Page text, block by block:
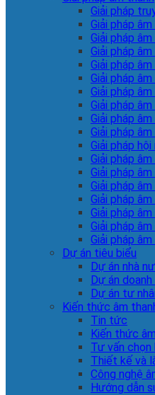
Giải pháp
Giải pháp
Giải pháp
Giải pháp
Giải pháp
Giải pháp
Giải pháp
Giải pháp
Giải pháp
Giải pháp
Giải pháp
Giải pháp
Giải pháp
Giải pháp
Giải pháp
Giải pháp
Giải pháp
Giải pháp
Dự án tiêu biểu
Dự án nhà
Dự án doanh
Dự án tư
Kiến thức âm
Tin tức
Kiến thức
Tư vấn chọn
Thiết kế và
Công nghệ
Hướng dẫn